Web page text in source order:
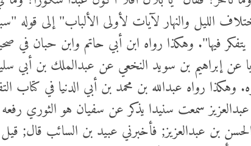
والنهار لآيات لأولى الألباب" إلى قوله
فيها". وهكذا رواه ابن أبي حاتم وابن حبان
عن إبراهيم بن سويد النخعي عن عبدالملك بن
وهكذا رواه عبدالله بن محمد بن أبي الدنيا في كتاب
سمعت سنيدا يذكر عن سفيان هو الثوري
بن عبدالعزيز; فأخبرني عبيد بن السائب قال; قيل